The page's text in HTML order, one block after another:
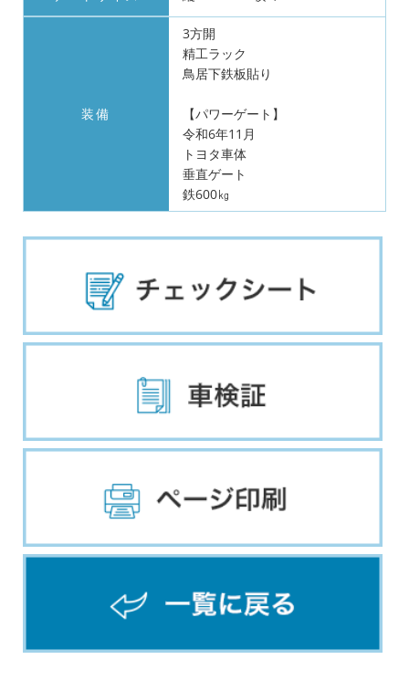
装備
3方開
精工ラック
鳥居下鉄板貼り
【パワーゲート】
令和6年11月
トヨタ車体
垂直ゲート
鉄600㎏